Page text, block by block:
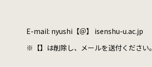
E-mail: nyushi【＠】 isenshu-u.ac.jp
※【】は削除し、メールを送付ください。